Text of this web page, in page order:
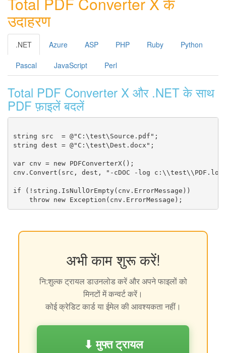
उदाहरण
.NET Azure ASP PHP Ruby Python
Pascal JavaScript Perl
Total PDF Converter X और .NET के साथ
PDF फ़ाइलें बदलें
string src  = @"C:\test\Source.pdf";
string dest = @"C:\test\Dest.docx";
var cnv = new PDFConverterX();
cnv.Convert(src, dest, "-cDOC -log
if (!string.IsNullOrEmpty(cnv.ErrorMessage))
अभी काम शुरू करें!
नि:शुल्क ट्रायल डाउनलोड करें और अपने फाइलों को
मिनटों में कन्वर्ट करें।
कोई क्रेडिट कार्ड या ईमेल की आवश्यकता नहीं।
⬇ मुफ्त ट्रायल